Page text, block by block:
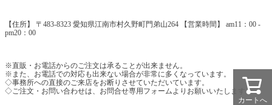
【住所】 〒483-8323 愛知県江南市村久野町門弟山264 【営業時間】 am11：00 -
pm20：00
※直販・お電話からのご注文は承ることが出来ません。
※また、お電話での対応も出来ない場合が非常に多くなっています。
◇事務所への直接のご来店をお断りさせていただいています。
◇ご注文・お問い合わせは、お問合せ専用フォームよりお願いいたします。
カートへ